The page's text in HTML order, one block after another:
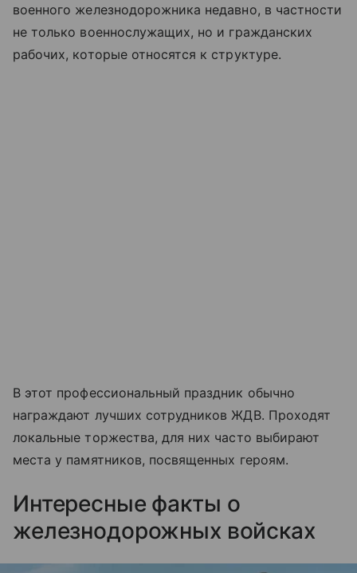
военного железнодорожника недавно, в частности
не только военнослужащих, но и гражданских
рабочих, которые относятся к структуре.
В этот профессиональный праздник обычно
награждают лучших сотрудников ЖДВ. Проходят
локальные торжества, для них часто выбирают
места у памятников, посвященных героям.
Интересные факты о
железнодорожных войсках